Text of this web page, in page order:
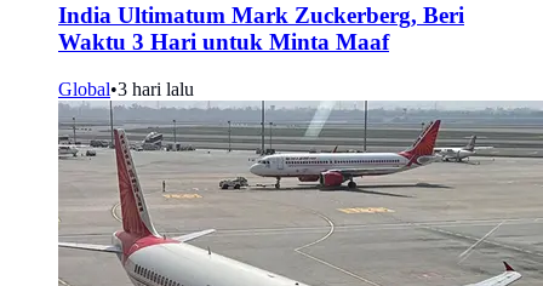
India Ultimatum Mark Zuckerberg, Beri
Waktu 3 Hari untuk Minta Maaf
Global•3 hari lalu